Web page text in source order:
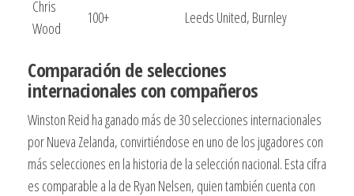
Chris
Wood
100+ Leeds United, Burnley
Comparación de selecciones
internacionales con compañeros
Winston Reid ha ganado más de 30 selecciones internacionales
por Nueva Zelanda, convirtiéndose en uno de los jugadores con
más selecciones en la historia de la selección nacional. Esta cifra
es comparable a la de Ryan Nelsen, quien también cuenta con